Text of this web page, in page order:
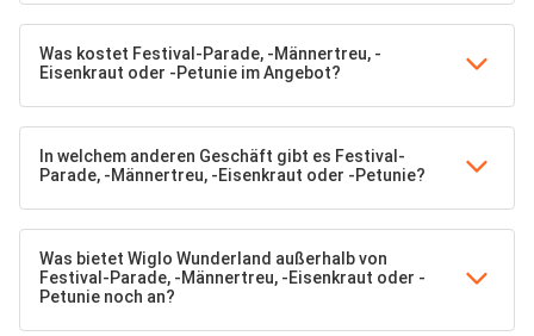
Was kostet Festival-Parade, -Männertreu, -
Eisenkraut oder -Petunie im Angebot?
In welchem anderen Geschäft gibt es Festival-
Parade, -Männertreu, -Eisenkraut oder -Petunie?
Was bietet Wiglo Wunderland außerhalb von
Festival-Parade, -Männertreu, -Eisenkraut oder -
Petunie noch an?